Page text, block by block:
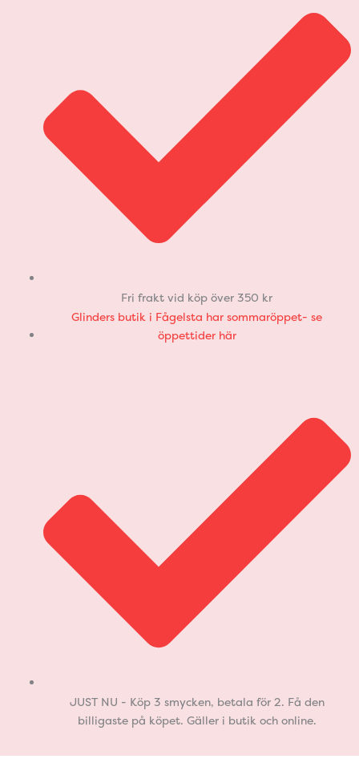
Fri frakt vid köp över 350 kr
Glinders butik i Fågelsta har sommaröppet- se
öppettider här
JUST NU - Köp 3 smycken, betala för 2. Få den
billigaste på köpet. Gäller i butik och online.